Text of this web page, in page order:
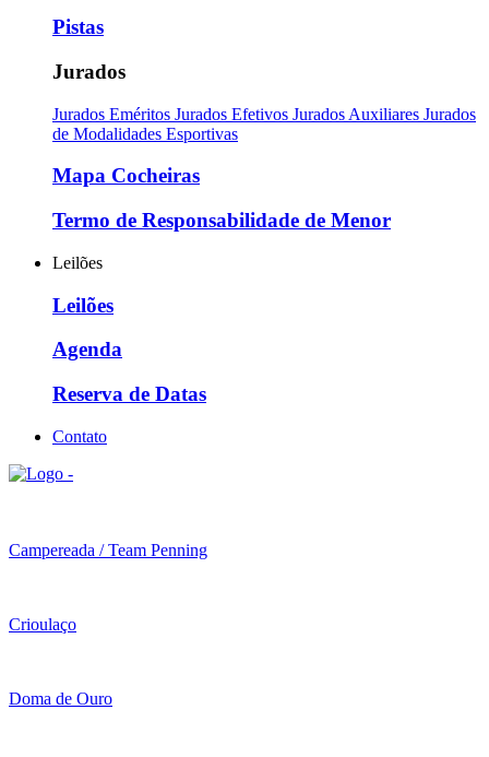
Pistas
Jurados
Jurados Eméritos Jurados Efetivos Jurados Auxiliares Jurados
de Modalidades Esportivas
Mapa Cocheiras
Termo de Responsabilidade de Menor
Leilões
Leilões
Agenda
Reserva de Datas
Contato
Campereada / Team Penning
Crioulaço
Doma de Ouro